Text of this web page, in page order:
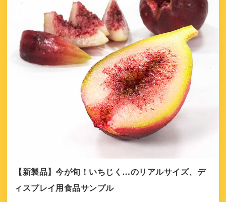
【新製品】今が旬！いちじく…のリアルサイズ、デ
ィスプレイ用食品サンプル